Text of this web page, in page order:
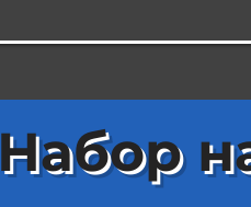
Набор